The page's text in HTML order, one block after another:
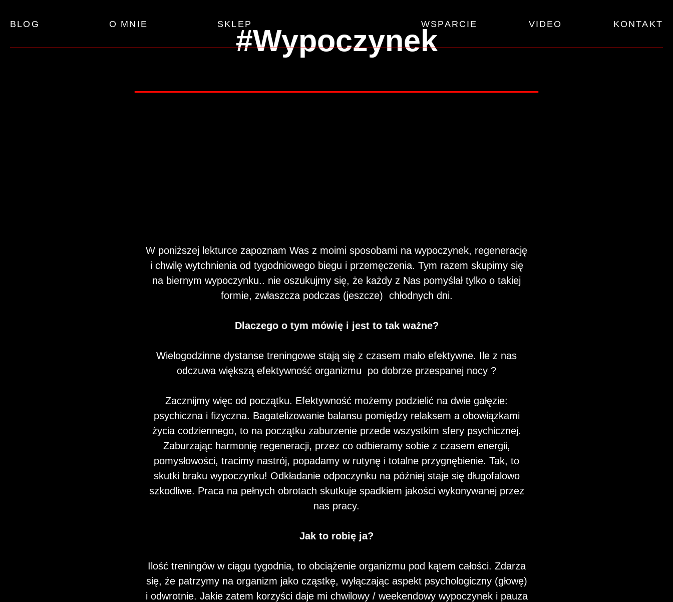
BLOG O MNIE SKLEP WSPARCIE VIDEO KONTAKT
#Wypoczynek
W poniższej lekturce zapoznam Was z moimi sposobami na wypoczynek, regenerację
i chwilę wytchnienia od tygodniowego biegu i przemęczenia. Tym razem skupimy się
na biernym wypoczynku.. nie oszukujmy się, że każdy z Nas pomyślał tylko o takiej
formie, zwłaszcza podczas (jeszcze) chłodnych dni.
Dlaczego o tym mówię i jest to tak ważne?
Wielogodzinne dystanse treningowe stają się z czasem mało efektywne. Ile z nas
odczuwa większą efektywność organizmu po dobrze przespanej nocy ?
Zacznijmy więc od początku. Efektywność możemy podzielić na dwie gałęzie:
psychiczna i fizyczna. Bagatelizowanie balansu pomiędzy relaksem a obowiązkami
życia codziennego, to na początku zaburzenie przede wszystkim sfery psychicznej.
Zaburzając harmonię regeneracji, przez co odbieramy sobie z czasem energii,
pomysłowości, tracimy nastrój, popadamy w rutynę i totalne przygnębienie. Tak, to
skutki braku wypoczynku! Odkładanie odpoczynku na później staje się długofalowo
szkodliwe. Praca na pełnych obrotach skutkuje spadkiem jakości wykonywanej przez
nas pracy.
Jak to robię ja?
Ilość treningów w ciągu tygodnia, to obciążenie organizmu pod kątem całości. Zdarza
się, że patrzymy na organizm jako cząstkę, wyłączając aspekt psychologiczny (głowę)
i odwrotnie. Jakie zatem korzyści daje mi chwilowy / weekendowy wypoczynek i pauza